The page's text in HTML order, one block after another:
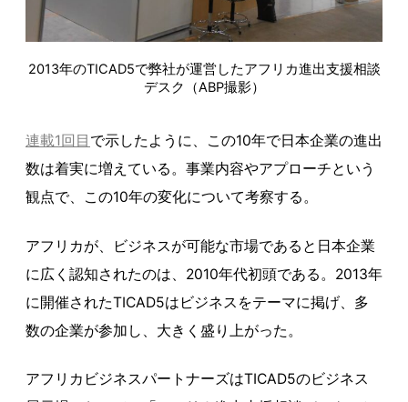
2013年のTICAD5で弊社が運営したアフリカ進出支援相談
デスク（ABP撮影）
連載1回目 で示したように、この10年で日本企業の進出
数は着実に増えている。事業内容やアプローチという
観点で、この10年の変化について考察する。
アフリカが、ビジネスが可能な市場であると日本企業
に広く認知されたのは、2010年代初頭である。2013年
に開催されたTICAD5はビジネスをテーマに掲げ、多
数の企業が参加し、大きく盛り上がった。
アフリカビジネスパートナーズはTICAD5のビジネス